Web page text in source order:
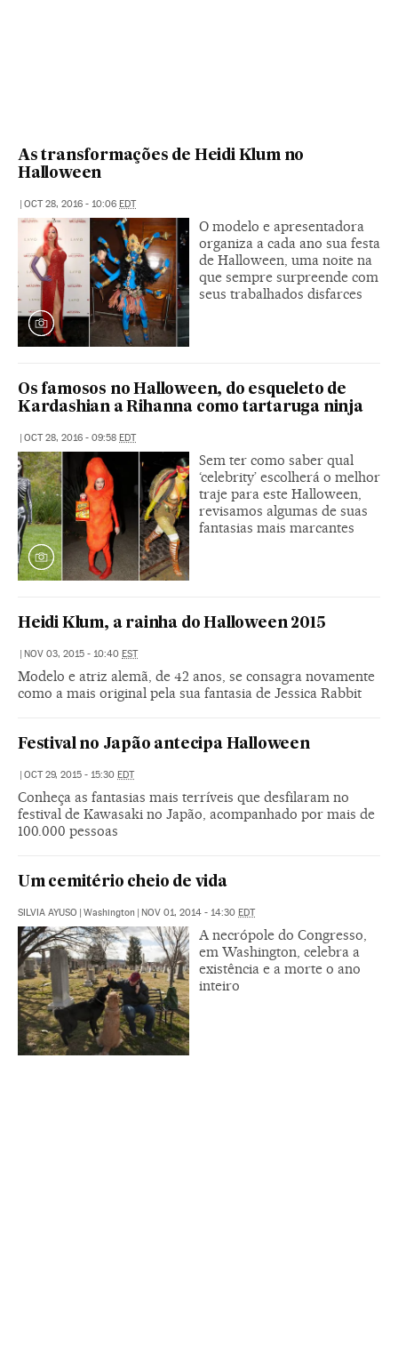
As transformações de Heidi Klum no
Halloween
| OCT 28, 2016 - 10:06 EDT
O modelo e apresentadora
organiza a cada ano sua festa
de Halloween, uma noite na
que sempre surpreende com
seus trabalhados disfarces
Os famosos no Halloween, do esqueleto de
Kardashian a Rihanna como tartaruga ninja
| OCT 28, 2016 - 09:58 EDT
Sem ter como saber qual
‘celebrity’ escolherá o melhor
traje para este Halloween,
revisamos algumas de suas
fantasias mais marcantes
Heidi Klum, a rainha do Halloween 2015
| NOV 03, 2015 - 10:40 EST
Modelo e atriz alemã, de 42 anos, se consagra novamente
como a mais original pela sua fantasia de Jessica Rabbit
Festival no Japão antecipa Halloween
| OCT 29, 2015 - 15:30 EDT
Conheça as fantasias mais terríveis que desfilaram no
festival de Kawasaki no Japão, acompanhado por mais de
100.000 pessoas
Um cemitério cheio de vida
SILVIA AYUSO | Washington | NOV 01, 2014 - 14:30 EDT
A necrópole do Congresso,
em Washington, celebra a
existência e a morte o ano
inteiro